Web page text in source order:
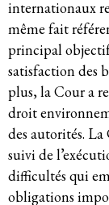
internationaux
même fait
principal
satisfaction des
plus, la Cour a
droit
des autorités. La
suivi de
difficultés qui
obligations